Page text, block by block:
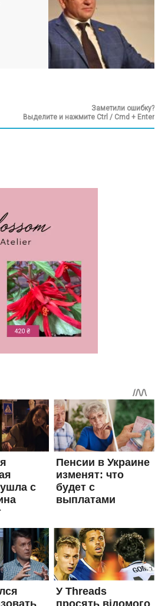
Заметили ошибку?
Выделите и нажмите Ctrl / Cmd + Enter